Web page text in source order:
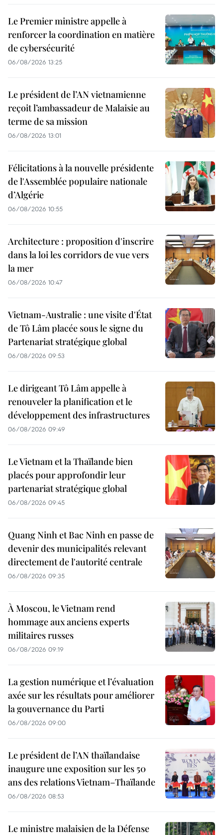
Le Premier ministre appelle à
renforcer la coordination en matière
de cybersécurité
06/08/2026 13:25
Le président de l’AN vietnamienne
reçoit l’ambassadeur de Malaisie au
terme de sa mission
06/08/2026 13:01
Félicitations à la nouvelle présidente
de l'Assemblée populaire nationale
d’Algérie
06/08/2026 10:55
Architecture : proposition d'inscrire
dans la loi les corridors de vue vers
la mer
06/08/2026 10:47
Vietnam-Australie : une visite d'État
de Tô Lâm placée sous le signe du
Partenariat stratégique global
06/08/2026 09:53
Le dirigeant Tô Lâm appelle à
renouveler la planification et le
développement des infrastructures
06/08/2026 09:49
Le Vietnam et la Thaïlande bien
placés pour approfondir leur
partenariat stratégique global
06/08/2026 09:45
Quang Ninh et Bac Ninh en passe de
devenir des municipalités relevant
directement de l'autorité centrale
06/08/2026 09:35
À Moscou, le Vietnam rend
hommage aux anciens experts
militaires russes
06/08/2026 09:19
La gestion numérique et l’évaluation
axée sur les résultats pour améliorer
la gouvernance du Parti
06/08/2026 09:00
Le président de l’AN thaïlandaise
inaugure une exposition sur les 50
ans des relations Vietnam–Thaïlande
06/08/2026 08:53
Le ministre malaisien de la Défense